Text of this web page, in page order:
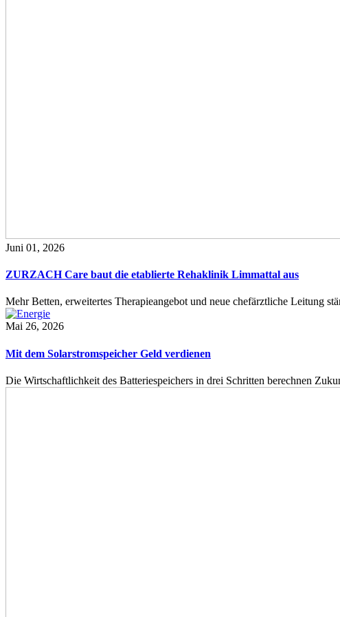
Juni 01, 2026
ZURZACH Care baut die etablierte Rehaklinik Limmattal aus
Mehr Betten, erweitertes Therapieangebot und neue chefärztliche Leitung
Mai 26, 2026
Mit dem Solarstromspeicher Geld verdienen
Die Wirtschaftlichkeit des Batteriespeichers in drei Schritten berechnen